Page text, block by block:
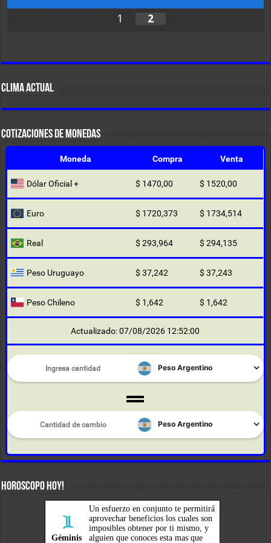
1 2
CLIMA ACTUAL
COTIZACIONES DE MONEDAS
Moneda Compra Venta
Dólar Oficial + $ 1470,00 $ 1520,00
Euro $ 1720,373 $ 1734,514
Real $ 293,964 $ 294,135
Peso Uruguayo $ 37,242 $ 37,243
Peso Chileno $ 1,642 $ 1,642
Actualizado: 07/08/2026 12:52:00
HOROSCOPO HOY!